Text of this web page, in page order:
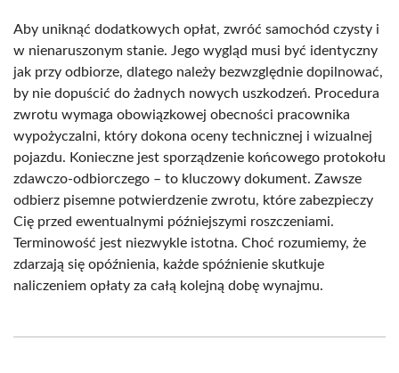
Aby uniknąć dodatkowych opłat, zwróć samochód czysty i
w nienaruszonym stanie. Jego wygląd musi być identyczny
jak przy odbiorze, dlatego należy bezwzględnie dopilnować,
by nie dopuścić do żadnych nowych uszkodzeń. Procedura
zwrotu wymaga obowiązkowej obecności pracownika
wypożyczalni, który dokona oceny technicznej i wizualnej
pojazdu. Konieczne jest sporządzenie końcowego protokołu
zdawczo-odbiorczego – to kluczowy dokument. Zawsze
odbierz pisemne potwierdzenie zwrotu, które zabezpieczy
Cię przed ewentualnymi późniejszymi roszczeniami.
Terminowość jest niezwykle istotna. Choć rozumiemy, że
zdarzają się opóźnienia, każde spóźnienie skutkuje
naliczeniem opłaty za całą kolejną dobę wynajmu.